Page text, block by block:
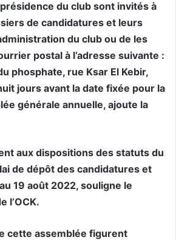
du club sont invités à
de candidatures et leurs
du club ou de les
postal à l’adresse suivante :
phosphate, rue Ksar El Kebir,
jours avant la date fixée pour la
générale annuelle, ajoute la
aux dispositions des statuts du
de dépôt des candidatures et
19 août 2022, souligne le
l’OCK.
cette assemblée figurent